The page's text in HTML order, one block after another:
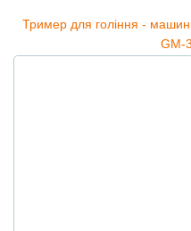
Тример для гоління -
GM-